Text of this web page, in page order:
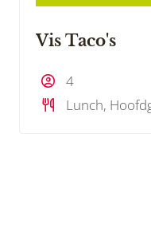
Vis Taco's
4
Lunch,